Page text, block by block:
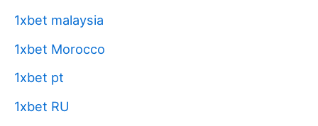
1xbet malaysia
1xbet Morocco
1xbet pt
1xbet RU